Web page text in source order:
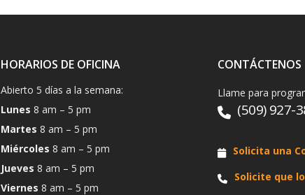
HORARIOS DE OFICINA
Abierto 5 días a la semana:
Lunes 8 am – 5 pm
Martes 8 am – 5 pm
Miércoles 8 am – 5 pm
Jueves 8 am – 5 pm
Viernes 8 am – 5 pm
CONTÁCTENOS
Llame para
(509) 927-
Solicita una
Solicite que